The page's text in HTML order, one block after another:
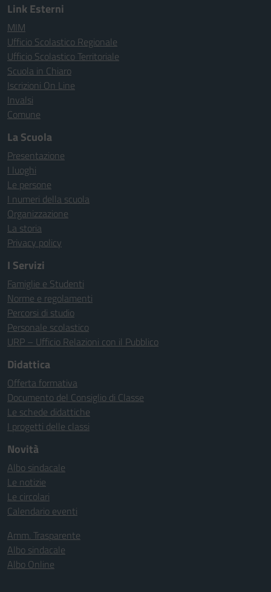
Link Esterni
MIM
Ufficio Scolastico Regionale
Ufficio Scolastico Territoriale
Scuola in Chiaro
Iscrizioni On Line
Invalsi
Comune
La Scuola
Presentazione
I luoghi
Le persone
I numeri della scuola
Organizzazione
La storia
Privacy policy
I Servizi
Famiglie e Studenti
Norme e regolamenti
Percorsi di studio
Personale scolastico
URP – Ufficio Relazioni con il Pubblico
Didattica
Offerta formativa
Documento del Consiglio di Classe
Le schede didattiche
I progetti delle classi
Novità
Albo sindacale
Le notizie
Le circolari
Calendario eventi
Amm. Trasparente
Albo sindacale
Albo Online